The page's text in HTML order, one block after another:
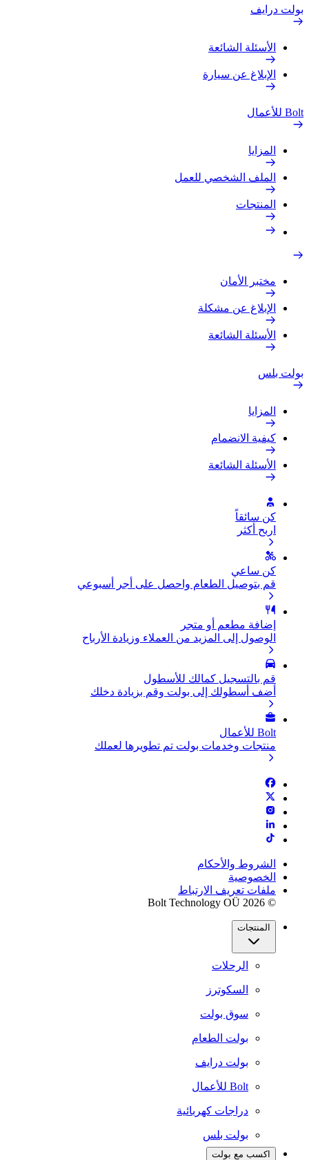
بولت درايف
الأسئلة الشائعة
الإبلاغ عن سيارة
Bolt للأعمال
المزايا
الملف الشخصي للعمل
المنتجات
مختبر الأمان
الإبلاغ عن مشكلة
الأسئلة الشائعة
بولت بلس
المزايا
كيفية الانضمام
الأسئلة الشائعة
كن سائقاً
اربح أكثر
كن ساعي
قم بتوصيل الطعام واحصل على أجر أسبوعي
إضافة مطعم أو متجر
الوصول إلى المزيد من العملاء وزيادة الأرباح
قم بالتسجيل كمالك للأسطول
أضف أسطولك إلى بولت وقم بزيادة دخلك
Bolt للأعمال
منتجات وخدمات بولت تم تطويرها لعملك
الشروط والأحكام
الخصوصية
ملفات تعريف الارتباط
© 2026 Bolt Technology OÜ
المنتجات
الرحلات
السكوترز
سوق بولت
بولت الطعام
بولت درايف
Bolt للأعمال
دراجات كهربائية
بولت بلس
اكسب مع بولت